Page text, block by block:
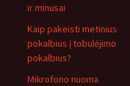
ir minusai
Kaip pakeisti metinius
pokalbius į tobulėjimo
pokalbius?
Mikrofono nuoma